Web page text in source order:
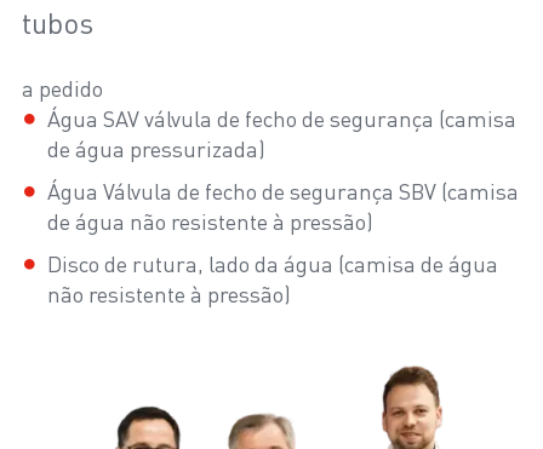
tubos
a pedido
Água SAV válvula de fecho de segurança (camisa
de água pressurizada)
Água Válvula de fecho de segurança SBV (camisa
de água não resistente à pressão)
Disco de rutura, lado da água (camisa de água
não resistente à pressão)